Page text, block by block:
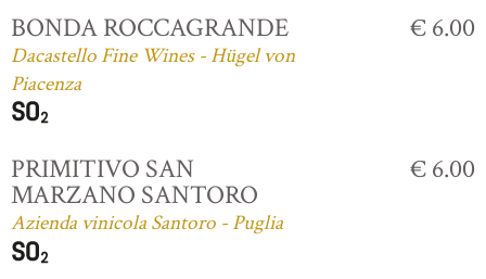
BONDA ROCCAGRANDE
Dacastello Fine Wines - Hügel von
Piacenza
€ 6.00
PRIMITIVO SAN
MARZANO SANTORO
Azienda vinicola Santoro - Puglia
€ 6.00